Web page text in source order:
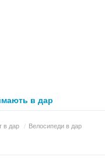
в дар
в дар / Велосипеди в дар